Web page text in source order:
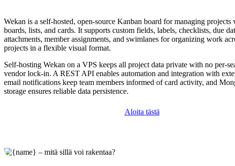
Wekan is a self-hosted, open-source Kanban board for managing
boards, lists, and cards. It supports custom fields, labels, checklists, due
attachments, member assignments, and swimlanes for organizing work
projects in a flexible visual format.
Self-hosting Wekan on a VPS keeps all project data private with no per-
vendor lock-in. A REST API enables automation and integration with
email notifications keep team members informed of card activity, and
storage ensures reliable data persistence.
Aloita tästä